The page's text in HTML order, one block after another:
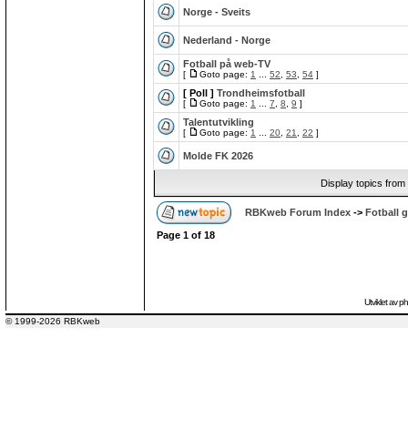
Norge - Sveits
Nederland - Norge
Fotball på web-TV
[ Goto page: 1 52 53 54 ]
[ Poll ] Trondheimsfotball
[ Goto page: 1 7 8 9 ]
Talentutvikling
[ Goto page: 1 20 21 22 ]
Molde FK 2026
Display topics
RBKweb Forum Index -> Fotball
Page 1 of 18
Utviklet av
© 1999-2026 RBKweb